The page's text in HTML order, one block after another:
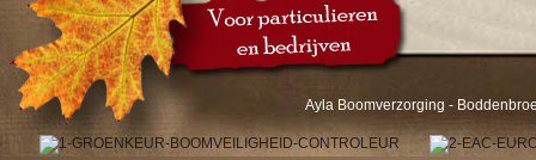
Ayla Boomverzorging -